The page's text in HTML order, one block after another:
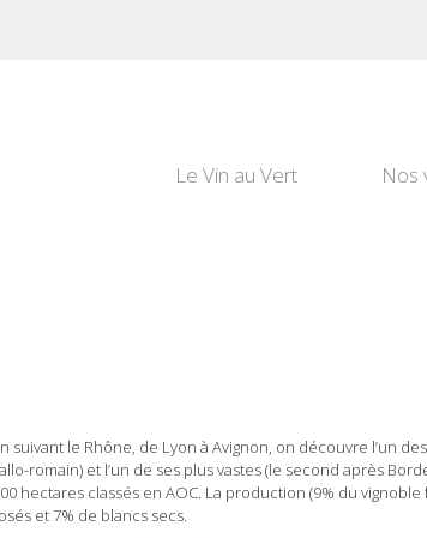
Le Vin au Vert Nos
suivant le Rhône, de Lyon à Avignon, on découvre l’un
romain) et l’un de ses plus vastes (le second après
hectares classés en AOC. La production (9% du
et 7% de blancs secs.